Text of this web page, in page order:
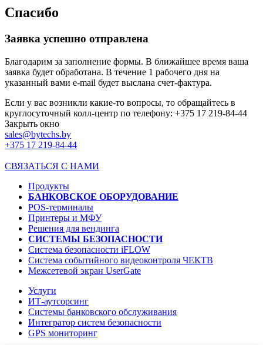
Спасибо
Заявка успешно отправлена
Благодарим за заполнение формы. В ближайшее время ваша
заявка будет обработана. В течение 1 рабочего дня на
указанный вами e-mail будет выслана счет-фактура.
Если у вас возникли какие-то вопросы, то обращайтесь в
круглосуточный колл-центр по телефону: +375 17 219-84-44
Закрыть окно
sales@bytechs.by
+375 17 219-84-44
СВЯЗАТЬСЯ С НАМИ
Продукты
БАНКОВСКОЕ ОБОРУДОВАНИЕ
POS-терминалы
Принтеры и МФУ
Решения для вендинга
СИСТЕМЫ БЕЗОПАСНОСТИ
Система безопасности iFLOW
Система событийного видеоконтроля ЧЕКТВ
Межсетевой экран UserGate
Услуги
ИТ-аутсорсинг
Системы банковского обслуживания
Интегратор систем безопасности
GPS мониторинг